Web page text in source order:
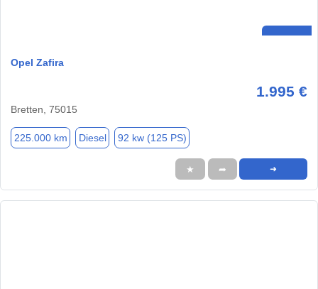
Opel Zafira
1.995 €
Bretten, 75015
225.000 km Diesel 92 kw (125 PS)
★ ➦ ➜